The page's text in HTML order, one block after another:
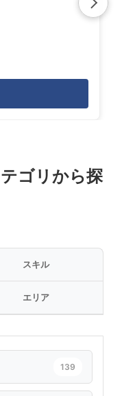
ゴリから探
スキル
エリア
139